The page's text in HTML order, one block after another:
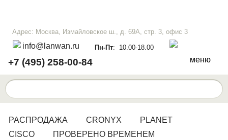
Адрес: Москва, Измайловское ш., д. 69А, стр. 3, офис 3
info@lanwan.ru Пн-Пт: 10.00-18.00
+7 (495) 258-00-84 меню
РАСПРОДАЖА CRONYX
PLANET
CISCO
ПРОВЕРЕНО ВРЕМЕНЕМ